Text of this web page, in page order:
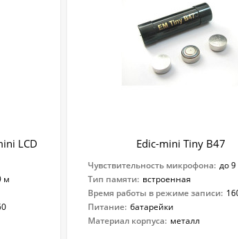
LCD
м
Edic-mini Tiny B47
Чувствительность микрофона: до
Тип памяти: встроенная
Время работы в режиме записи:
Питание: батарейки
Материал корпуса: металл